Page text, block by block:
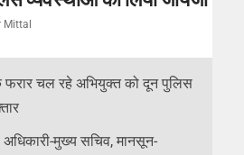
Mittal
फरार चल रहे अभियुक्त को दून पुलिस
मुख्य सचिव, मानसून-